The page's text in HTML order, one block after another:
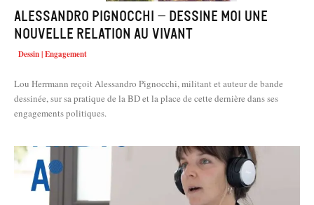
Alessandro Pignocchi – Dessine moi une
nouvelle relation au vivant
Dessin | Engagement
Lou Herrmann reçoit Alessandro Pignocchi, militant et auteur de bande
dessinée, sur sa pratique de la BD et la place de cette dernière dans ses
engagements politiques.